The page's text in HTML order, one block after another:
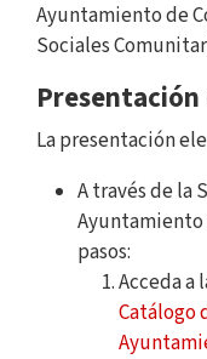
Ayuntamiento de
Sociales
La presentación
A través de la
Ayuntamiento
pasos:
Acceda a
Catálogo